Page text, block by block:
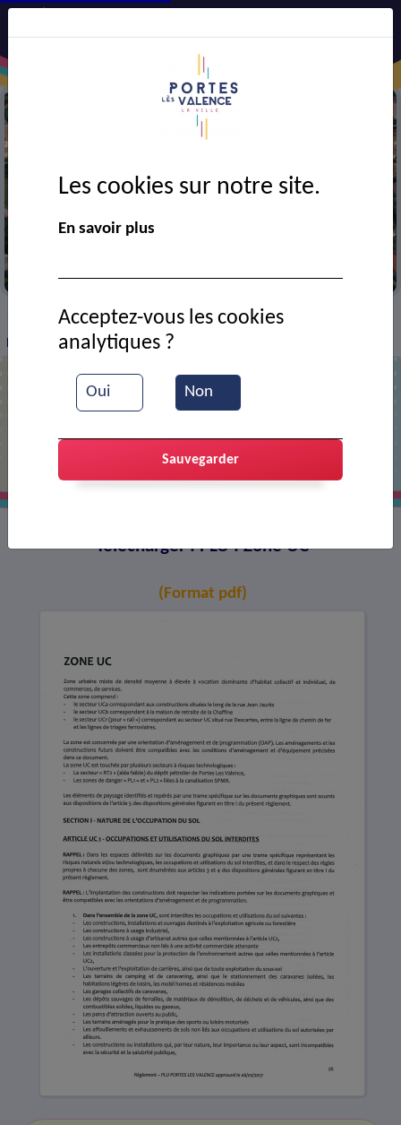
> VIE MUNICIPALE > Ressources documentaires
PLU : Zone UC
Télécharger : PLU : Zone UC
(Format pdf)
Les cookies sur notre site.
En savoir plus
Oui Non
Acceptez-vous les cookies
analytiques ?
Sauvegarder